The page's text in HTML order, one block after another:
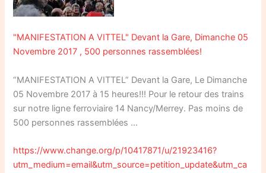
"MANIFESTATION A VITTEL" Devant la Gare, Dimanche 05
Novembre 2017 , 500 personnes rassemblées!
“MANIFESTATION A VITTEL” Devant la Gare, Le Dimanche
05 Novembre 2017 à 15 heures!!! Pour le retour des trains
sur notre ligne ferroviaire 14 Nancy/Merrey. Pas moins de
500 personnes rassemblées …
https://www.change.org/p/10417871/u/21923416?
utm_medium=email&utm_source=petition_update&utm_ca